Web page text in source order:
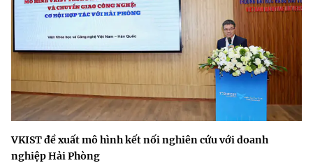
VKIST đề xuất mô hình kết nối nghiên cứu với doanh
nghiệp Hải Phòng